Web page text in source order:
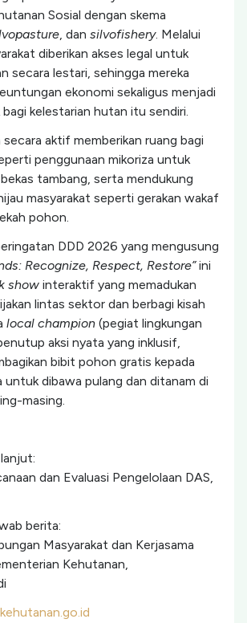
Sosial dengan skema
, dan silvofishery. Melalui
diberikan akses legal untuk
secara lestari, sehingga mereka
ekonomi sekaligus menjadi
kelestarian hutan itu sendiri.
aktif memberikan ruang bagi
penggunaan mikoriza untuk
tambang, serta mendukung
masyarakat seperti gerakan wakaf
pohon.
DDD 2026 yang mengusung
Recognize, Respect, Restore”ini
show interaktif yang memadukan
lintas sektor dan berbagi kisah
local champion (pegiat lingkungan
aksi nyata yang inklusif,
bibit pohon gratis kepada
dibawa pulang dan ditanam di
masing.
dan Evaluasi Pengelolaan DAS,
berita:
Masyarakat dan Kerjasama
Kehutanan,